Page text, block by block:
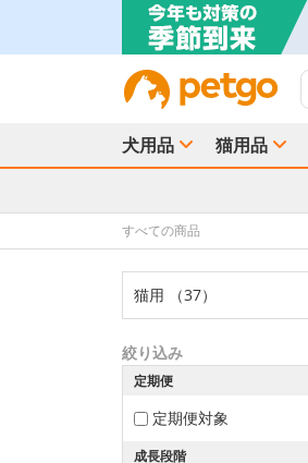
犬用品 猫用品
すべての商品
猫用 （37）
絞り込み
定期便
定期便対象
成長段階